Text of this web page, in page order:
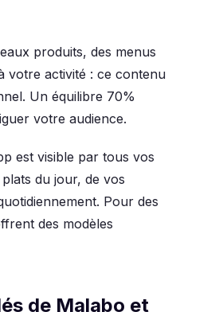
produits, des menus
votre activité : ce contenu
Un équilibre 70%
votre audience.
est visible par tous vos
du jour, de vos
Pour des
des modèles
de Malabo et